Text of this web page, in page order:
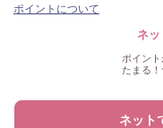
ポイントについて
ネッ
ポイント
たまる！
ネット